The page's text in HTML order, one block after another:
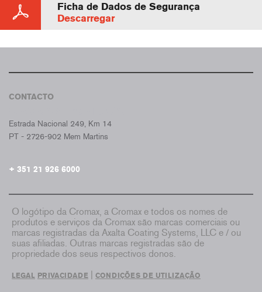
Ficha de Dados de Segurança
Descarregar
CONTACTO
Estrada Nacional 249, Km 14
PT - 2726-902 Mem Martins
+ 351 21 926 6000
O logótipo da Cromax, a Cromax e todos os nomes de
produtos e serviços da Cromax são marcas comerciais ou
marcas registradas da Axalta Coating Systems, LLC e / ou
suas afiliadas. Outras marcas registradas são de
propriedade dos seus respectivos donos.
LEGAL PRIVACIDADE CONDIÇÕES DE UTILIZAÇÃO